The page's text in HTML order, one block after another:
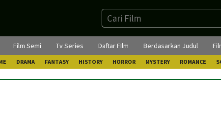
Film Semi Tv Series Daftar FIlm Berdasarkan Judul
DRAMA FANTASY HISTORY HORROR MYSTERY ROMANCE